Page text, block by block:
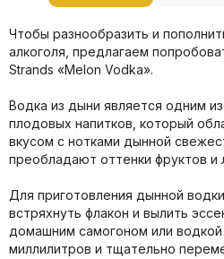
Чтобы разнообразить и
алкоголя, предлагаем
Strands «Melon Vodka».
Водка из дыни является одним
плодовых напитков, который
вкусом с нотками дынной
преобладают оттенки фруктов и
Для приготовления дынной
встряхнуть флакон и вылить
домашним самогоном или
миллилитров и тщательно